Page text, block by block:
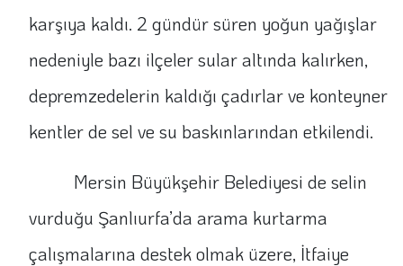
karşıya kaldı. 2 gündür süren yoğun yağışlar
nedeniyle bazı ilçeler sular altında kalırken,
depremzedelerin kaldığı çadırlar ve konteyner
kentler de sel ve su baskınlarından etkilendi.
Mersin Büyükşehir Belediyesi de selin
vurduğu Şanlıurfa’da arama kurtarma
çalışmalarına destek olmak üzere, İtfaiye